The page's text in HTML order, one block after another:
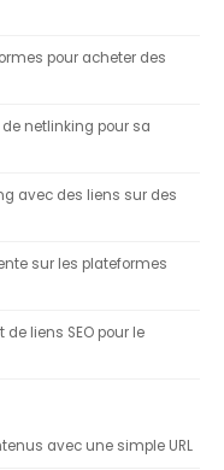
pour acheter des
netlinking pour sa
avec des liens sur des
sur les plateformes
liens SEO pour le
avec une simple URL